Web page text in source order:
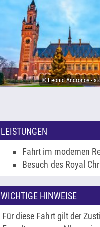
© Leonid Andronov -
LEISTUNGEN
Fahrt im modernen
Besuch des Royal
WICHTIGE HINWEISE
Für diese Fahrt gilt der